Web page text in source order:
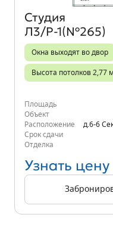
Студия
Л3/Р-1(№265)
Окна выходят во двор
Высота потолков 2,77
Площадь
Объект
Расположение
д.6-6
Срок сдачи
Отделка
Узнать цену